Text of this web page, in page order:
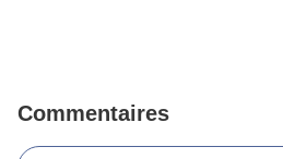
Commentaires